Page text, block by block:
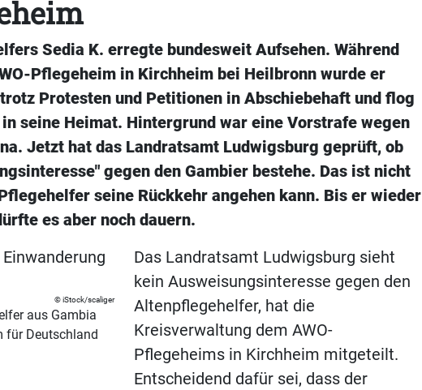
Sedia K. erregte bundesweit Aufsehen. Während
Pflegeheim in Kirchheim bei Heilbronn wurde er
Protesten und Petitionen in Abschiebehaft und flog
seine Heimat. Hintergrund war eine Vorstrafe wegen
Jetzt hat das Landratsamt Ludwigsburg geprüft, ob
gegen den Gambier bestehe. Das ist nicht
seine Rückkehr angehen kann. Bis er wieder
es aber noch dauern.
iStock/scaliger
aus Gambia
für Deutschland
Das Landratsamt Ludwigsburg sieht
kein Ausweisungsinteresse gegen den
Altenpflegehelfer, hat die
Kreisverwaltung dem AWO-
Pflegeheims in Kirchheim mitgeteilt.
Entscheidend dafür sei, dass der